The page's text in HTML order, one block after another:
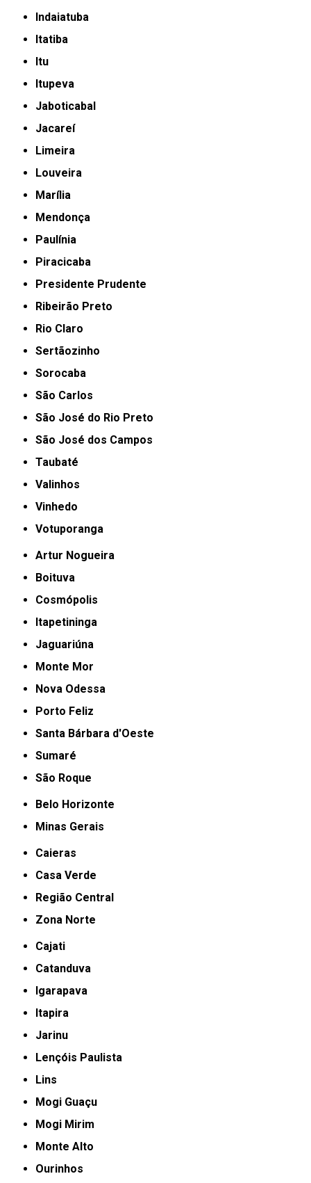
Indaiatuba
Itatiba
Itu
Itupeva
Jaboticabal
Jacareí
Limeira
Louveira
Marília
Mendonça
Paulínia
Piracicaba
Presidente Prudente
Ribeirão Preto
Rio Claro
Sertãozinho
Sorocaba
São Carlos
São José do Rio Preto
São José dos Campos
Taubaté
Valinhos
Vinhedo
Votuporanga
Artur Nogueira
Boituva
Cosmópolis
Itapetininga
Jaguariúna
Monte Mor
Nova Odessa
Porto Feliz
Santa Bárbara d'Oeste
Sumaré
São Roque
Belo Horizonte
Minas Gerais
Caieras
Casa Verde
Região Central
Zona Norte
Cajati
Catanduva
Igarapava
Itapira
Jarinu
Lençóis Paulista
Lins
Mogi Guaçu
Mogi Mirim
Monte Alto
Ourinhos